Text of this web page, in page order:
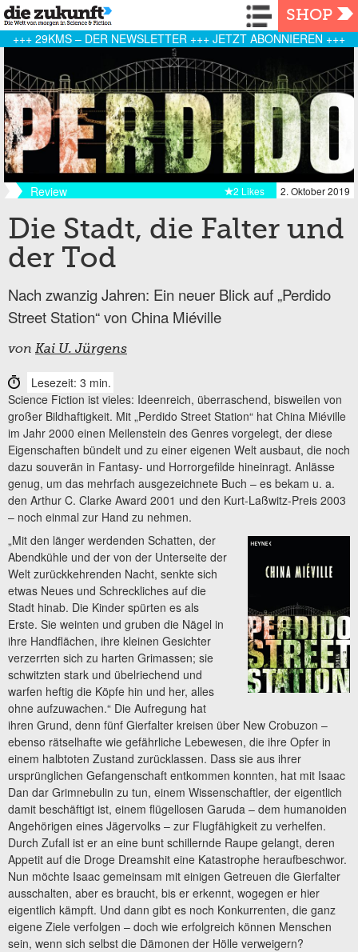
Navigation
SHOP
+++ 29KMS – DER NEWSLETTER +++ JETZT ABONNIEREN +++
Review 2. Oktober 2019
2 Likes
Die Stadt, die Falter und
der Tod
Nach zwanzig Jahren: Ein neuer Blick auf „Perdido
Street Station“ von China Miéville
von Kai U. Jürgens
Lesezeit: 3 min.
Science Fiction ist vieles: Ideenreich, überraschend, bisweilen von
großer Bildhaftigkeit. Mit „Perdido Street Station“ hat China Miéville
im Jahr 2000 einen Meilenstein des Genres vorgelegt, der diese
Eigenschaften bündelt und zu einer eigenen Welt ausbaut, die noch
dazu souverän in Fantasy- und Horrorgefilde hineinragt. Anlässe
genug, um das mehrfach ausgezeichnete Buch – es bekam u. a.
den Arthur C. Clarke Award 2001 und den Kurt-Laßwitz-Preis 2003
– noch einmal zur Hand zu nehmen.
„Mit den länger werdenden Schatten, der
Abendkühle und der von der Unterseite der
Welt zurückkehrenden Nacht, senkte sich
etwas Neues und Schreckliches auf die
Stadt hinab. Die Kinder spürten es als
Erste. Sie weinten und gruben die Nägel in
ihre Handflächen, ihre kleinen Gesichter
verzerrten sich zu harten Grimassen; sie
schwitzten stark und übelriechend und
warfen heftig die Köpfe hin und her, alles
ohne aufzuwachen.“ Die Aufregung hat
ihren Grund, denn fünf Gierfalter kreisen über New Crobuzon –
ebenso rätselhafte wie gefährliche Lebewesen, die ihre Opfer in
einem halbtoten Zustand zurücklassen. Dass sie aus ihrer
ursprünglichen Gefangenschaft entkommen konnten, hat mit Isaac
Dan dar Grimnebulin zu tun, einem Wissenschaftler, der eigentlich
damit beschäftigt ist, einem flügellosen Garuda – dem humanoiden
Angehörigen eines Jägervolks – zur Flugfähigkeit zu verhelfen.
Durch Zufall ist er an eine bunt schillernde Raupe gelangt, deren
Appetit auf die Droge Dreamshit eine Katastrophe heraufbeschwor.
Nun möchte Isaac gemeinsam mit einigen Getreuen die Gierfalter
ausschalten, aber es braucht, bis er erkennt, wogegen er hier
eigentlich kämpft. Und dann gibt es noch Konkurrenten, die ganz
eigene Ziele verfolgen – doch wie erfolgreich können Menschen
sein, wenn sich selbst die Dämonen der Hölle verweigern?